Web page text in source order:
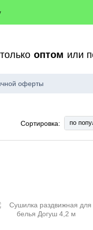
оптом или
оферты
Сортировка: по